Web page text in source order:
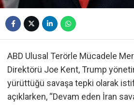
ABD Ulusal Terörle Mücadele
Direktörü Joe Kent, Trump
yürüttüğü savaşa tepki olarak
açıklarken, “Devam eden İran